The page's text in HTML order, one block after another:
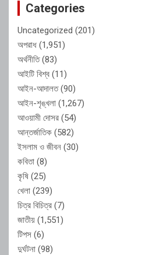
Categories
Uncategorized (201)
অপরাধ (1,951)
অর্থনীতি(83)
আইটি বিশ্ব (11)
আইন-আদালত(90)
আইন-শৃঙ্খলা (1,267)
আওয়ামী দোসর (54)
আন্তর্জাতিক (582)
ইসলাম ও জীবন (30)
কবিতা (8)
কৃষি (25)
খেলা (239)
চিত্র বিচিত্র (7)
জাতীয় (1,551)
টিপস (6)
দুর্ঘটনা (98)